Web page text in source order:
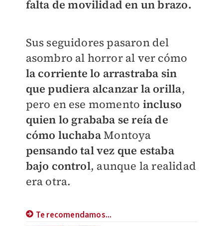
falta de movilidad en un brazo.
Sus seguidores pasaron del
asombro al horror al ver cómo
la corriente lo arrastraba sin
que pudiera alcanzar la orilla,
pero en ese momento incluso
quien lo grababa se reía de
cómo luchabaMontoya
pensando tal vez que estaba
bajo control, aunque la realidad
era otra.
Te recomendamos...